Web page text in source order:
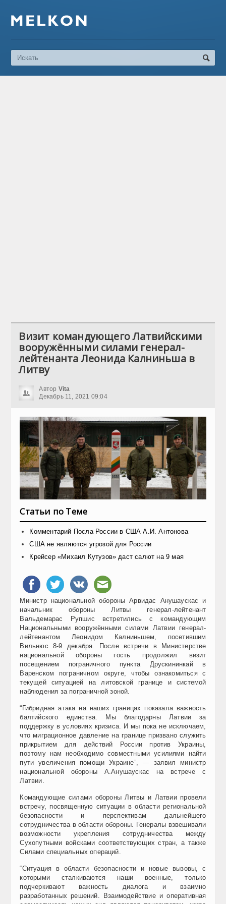
Визит командующего Латвийскими
вооружёнными силами генерал-
лейтенанта Леонида Калниньша в
Литву
Автор Vita
Декабрь 11, 2021 09:04
Статьи по Теме
Комментарий Посла России в США А.И. Антонова
США не являются угрозой для России
Крейсер «Михаил Кутузов» даст салют на 9 мая
Министр национальной обороны Арвидас Анушаускас и
начальник обороны Литвы генерал-лейтенант
Вальдемарас Рупшис встретились с командующим
Национальными вооружёнными силами Латвии генерал-
лейтенантом Леонидом Калниньшем, посетившим
Вильнюс 8-9 декабря. После встречи в Министерстве
национальной обороны гость продолжил визит
посещением пограничного пункта Друскининкай в
Варенском пограничном округе, чтобы ознакомиться с
текущей ситуацией на литовской границе и системой
наблюдения за пограничной зоной.
“Гибридная атака на наших границах показала важность
балтийского единства. Мы благодарны Латвии за
поддержку в условиях кризиса. И мы пока не исключаем,
что миграционное давление на границе призвано служить
прикрытием для действий России против Украины,
поэтому нам необходимо совместными усилиями найти
пути увеличения помощи Украине”, — заявил министр
национальной обороны А.Анушаускас на встрече с
Латвии.
Командующие силами обороны Литвы и Латвии провели
встречу, посвященную ситуации в области региональной
безопасности и перспективам дальнейшего
сотрудничества в области обороны. Генералы взвешивали
возможности укрепления сотрудничества между
Сухопутными войсками соответствующих стран, а также
Силами специальных операций.
“Ситуация в области безопасности и новые вызовы, с
которыми сталкиваются наши военные, только
подчеркивают важность диалога и взаимно
разработанных решений. Взаимодействие и оперативная